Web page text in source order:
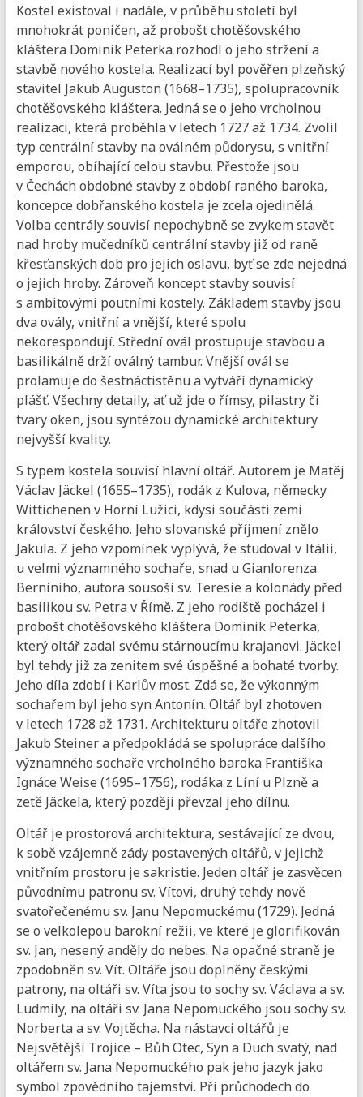
Kostel existoval i nadále, v průběhu století byl
mnohokrát poničen, až probošt chotěšovského
kláštera Dominik Peterka rozhodl o jeho stržení a
stavbě nového kostela. Realizací byl pověřen plzeňský
stavitel Jakub Auguston (1668–1735), spolupracovník
chotěšovského kláštera. Jedná se o jeho vrcholnou
realizaci, která proběhla v letech 1727 až 1734. Zvolil
typ centrální stavby na oválném půdorysu, s vnitřní
emporou, obíhající celou stavbu. Přestože jsou
v Čechách obdobné stavby z období raného baroka,
koncepce dobřanského kostela je zcela ojedinělá.
Volba centrály souvisí nepochybně se zvykem stavět
nad hroby mučedníků centrální stavby již od raně
křesťanských dob pro jejich oslavu, byť se zde nejedná
o jejich hroby. Zároveň koncept stavby souvisí
s ambitovými poutními kostely. Základem stavby jsou
dva ovály, vnitřní a vnější, které spolu
nekorespondují. Střední ovál prostupuje stavbou a
basilikálně drží oválný tambur. Vnější ovál se
prolamuje do šestnáctistěnu a vytváří dynamický
plášť. Všechny detaily, ať už jde o římsy, pilastry či
tvary oken, jsou syntézou dynamické architektury
nejvyšší kvality.
S typem kostela souvisí hlavní oltář. Autorem je Matěj
Václav Jäckel (1655–1735), rodák z Kulova, německy
Wittichenen v Horní Lužici, kdysi součásti zemí
království českého. Jeho slovanské příjmení znělo
Jakula. Z jeho vzpomínek vyplývá, že studoval v Itálii,
u velmi významného sochaře, snad u Gianlorenza
Berniniho, autora sousoší sv. Teresie a kolonády před
basilikou sv. Petra v Římě. Z jeho rodiště pocházel i
probošt chotěšovského kláštera Dominik Peterka,
který oltář zadal svému stárnoucímu krajanovi. Jäckel
byl tehdy již za zenitem své úspěšné a bohaté tvorby.
Jeho díla zdobí i Karlův most. Zdá se, že výkonným
sochařem byl jeho syn Antonín. Oltář byl zhotoven
v letech 1728 až 1731. Architekturu oltáře zhotovil
Jakub Steiner a předpokládá se spolupráce dalšího
významného sochaře vrcholného baroka Františka
Ignáce Weise (1695–1756), rodáka z Líní u Plzně a
zetě Jäckela, který později převzal jeho dílnu.
Oltář je prostorová architektura, sestávající ze dvou,
k sobě vzájemně zády postavených oltářů, v jejichž
vnitřním prostoru je sakristie. Jeden oltář je zasvěcen
původnímu patronu sv. Vítovi, druhý tehdy nově
svatořečenému sv. Janu Nepomuckému (1729). Jedná
se o velkolepou barokní režii, ve které je glorifikován
sv. Jan, nesený anděly do nebes. Na opačné straně je
zpodobněn sv. Vít. Oltáře jsou doplněny českými
patrony, na oltáři sv. Víta jsou to sochy sv. Václava a sv.
Ludmily, na oltáři sv. Jana Nepomuckého jsou sochy sv.
Norberta a sv. Vojtěcha. Na nástavci oltářů je
Nejsvětější Trojice – Bůh Otec, Syn a Duch svatý, nad
oltářem sv. Jana Nepomuckého pak jeho jazyk jako
symbol zpovědního tajemství. Při průchodech do